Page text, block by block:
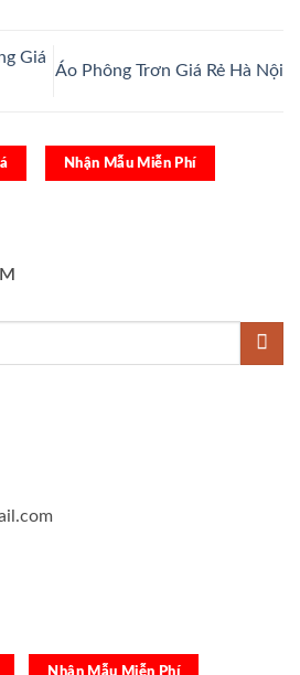
Giá
Áo Phông Trơn Giá Rẻ Hà Nội
Nhận Mẫu Miễn Phí
Nhận Mẫu Miễn Phí